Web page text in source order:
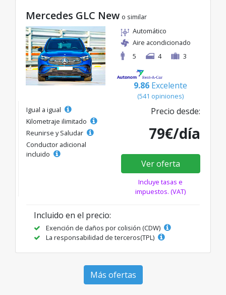
Mercedes GLC New o similar
Automático
Aire acondicionado
5
4 3
9.86 Excelente
(541 opiniones)
Igual a igual
Kilometraje ilimitado
Reunirse y Saludar
Conductor adicional
incluido
Precio desde:
79€/día
Ver oferta
Incluye tasas e
impuestos. (VAT)
Incluido en el precio:
Exención de daños por colisión (CDW)
La responsabilidad de terceros(TPL)
Más ofertas